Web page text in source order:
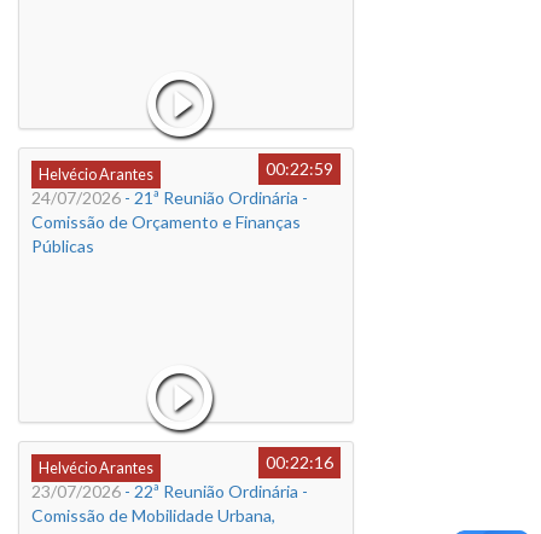
Helvécio Arantes
00:22:59
24/07/2026 - 21ª Reunião Ordinária -
Comissão de Orçamento e Finanças
Públicas
Helvécio Arantes
00:22:16
23/07/2026 - 22ª Reunião Ordinária -
Comissão de Mobilidade Urbana,